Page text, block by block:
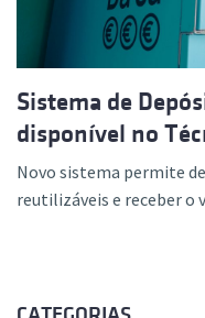
Sistema de
disponível no
Novo sistema permite
reutilizáveis e receber o